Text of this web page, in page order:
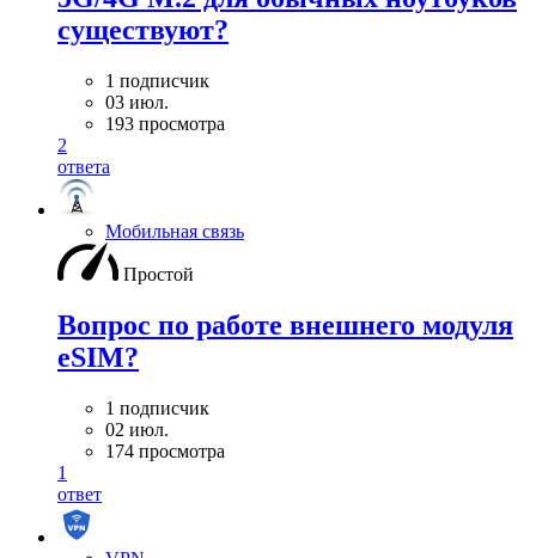
существуют?
1 подписчик
03 июл.
193 просмотра
2
ответа
Мобильная связь
Простой
Вопрос по работе внешнего модуля
eSIM?
1 подписчик
02 июл.
174 просмотра
1
ответ